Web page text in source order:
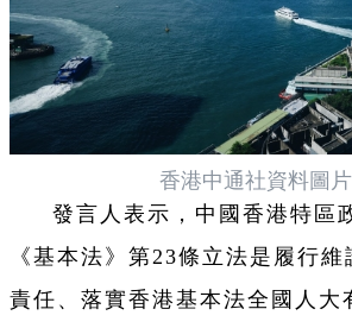
香港中通社資料圖片
發言人表示，中國香港特區
《基本法》第23條立法是履行維
責任、落實香港基本法全國人大